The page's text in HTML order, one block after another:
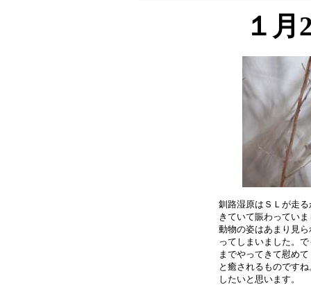
１月
釧路湿原はＳＬが走
きていて賑わってい
動物の姿はあまり見
ってしまいました。
までやってきて慰め
と癒されるものです